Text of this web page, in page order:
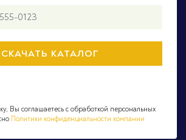
Вы соглашаетесь с обработкой персональных
Политики конфиденциальности компании